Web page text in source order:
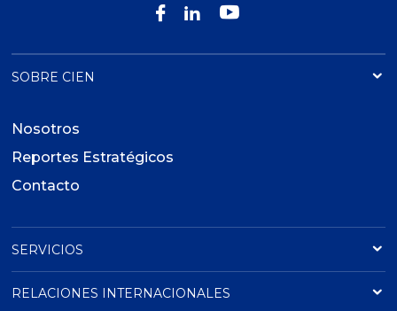
SOBRE CIEN
Nosotros
Reportes Estratégicos
Contacto
SERVICIOS
RELACIONES INTERNACIONALES